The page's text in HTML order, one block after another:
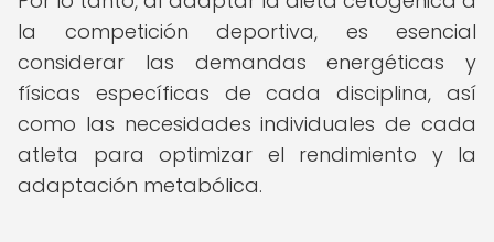
la competición deportiva, es esencial
considerar las demandas energéticas y
físicas específicas de cada disciplina, así
como las necesidades individuales de cada
atleta para optimizar el rendimiento y la
adaptación metabólica.